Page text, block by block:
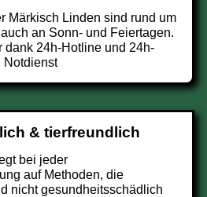
Märkisch Linden sind rund um
an Sonn- und Feiertagen.
dank 24h-Hotline und 24h-
Notdienst
& tierfreundlich
bei jeder
auf Methoden, die
nicht gesundheitsschädlich